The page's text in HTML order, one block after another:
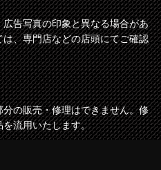
告写真の印象と異なる場合があ
、専門店などの店頭にてご確認
の販売・修理はできません。修
流用いたします。